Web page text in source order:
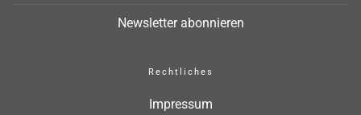
Newsletter abonnieren
Rechtliches
Impressum